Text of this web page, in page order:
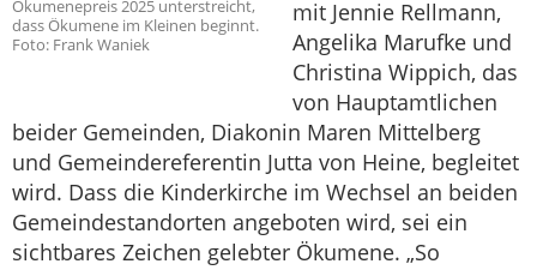
Ökumenepreis 2025 unterstreicht,
dass Ökumene im Kleinen beginnt.
Foto: Frank Waniek
mit Jennie Rellmann,
Angelika Marufke und
Christina Wippich, das
von Hauptamtlichen
beider Gemeinden, Diakonin Maren Mittelberg
und Gemeindereferentin Jutta von Heine, begleitet
wird. Dass die Kinderkirche im Wechsel an beiden
Gemeindestandorten angeboten wird, sei ein
sichtbares Zeichen gelebter Ökumene. „So